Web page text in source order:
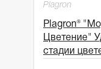
Plagron
Plagron®
Цветение"
стадии